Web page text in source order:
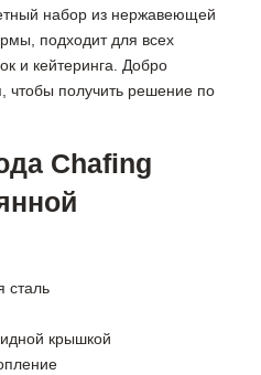
набор из нержавеющей
подходит для всех
и кейтеринга. Добро
чтобы получить решение по
Chafing
сталь
крышкой